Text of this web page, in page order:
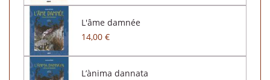
L'âme damnée
14,00 €
L’ànima dannata